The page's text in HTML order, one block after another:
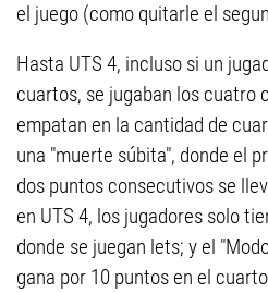
el juego (como quitarle el
Hasta UTS 4, incluso si un
cuartos, se jugaban los cuatro
empatan en la cantidad de
una "muerte súbita", donde el
dos puntos consecutivos se
en UTS 4, los jugadores solo
donde se juegan lets; y el
gana por 10 puntos en el